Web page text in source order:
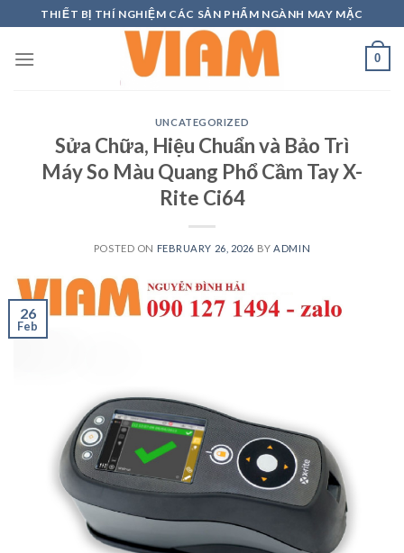
to
content
THIẾT BỊ THÍ NGHIỆM CÁC SẢN PHẨM NGÀNH MAY MẶC
0
UNCATEGORIZED
Sửa Chữa, Hiệu Chuẩn và Bảo Trì
Máy So Màu Quang Phổ Cầm Tay X-
Rite Ci64
POSTED ON FEBRUARY 26, 2026 BY ADMIN
26
Feb